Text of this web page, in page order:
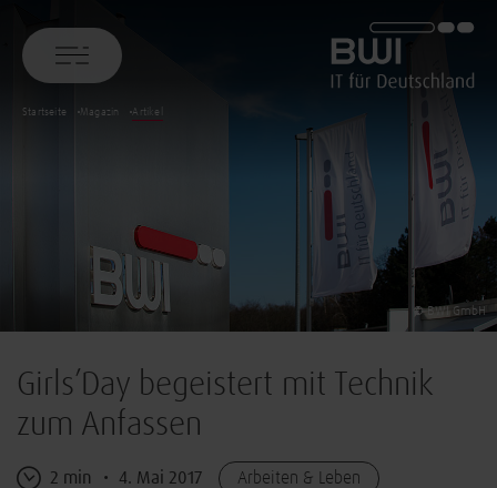
BWI GmbH
Startseite Magazin Artikel
© BWI GmbH
Girls’Day begeistert mit Technik
zum Anfassen
2 min 4. Mai 2017 Arbeiten & Leben